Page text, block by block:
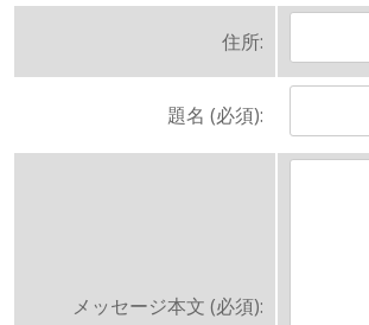
住所:
題名 (必須):
メッセージ本文 (必須):